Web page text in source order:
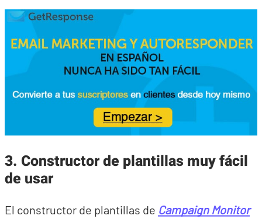
3. Constructor de plantillas muy fácil
de usar
El constructor de plantillas de Campaign Monitor